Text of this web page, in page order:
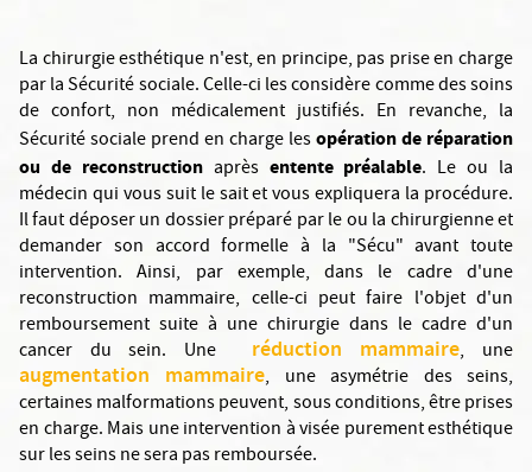
La chirurgie esthétique n'est, en principe, pas prise en charge
par la Sécurité sociale. Celle-ci les considère comme des soins
de confort, non médicalement justifiés. En revanche, la
Sécurité sociale prend en charge lesopération de réparation
ou de reconstructionaprès entente préalable. Le ou la
médecin qui vous suit le sait et vous expliquera la procédure.
Il faut déposer un dossier préparé par le ou la chirurgienne et
demander son accord formelle à la "Sécu" avant toute
intervention. Ainsi, par exemple, dans le cadre d'une
reconstruction mammaire, celle-ci peut faire l'objet d'un
remboursement suite à une chirurgie dans le cadre d'un
cancer du sein. Une
réduction mammaire, une
augmentation mammaire, une asymétrie des seins,
certaines malformations peuvent, sous conditions, être prises
en charge. Mais une intervention à visée purement esthétique
sur les seins ne sera pas remboursée.